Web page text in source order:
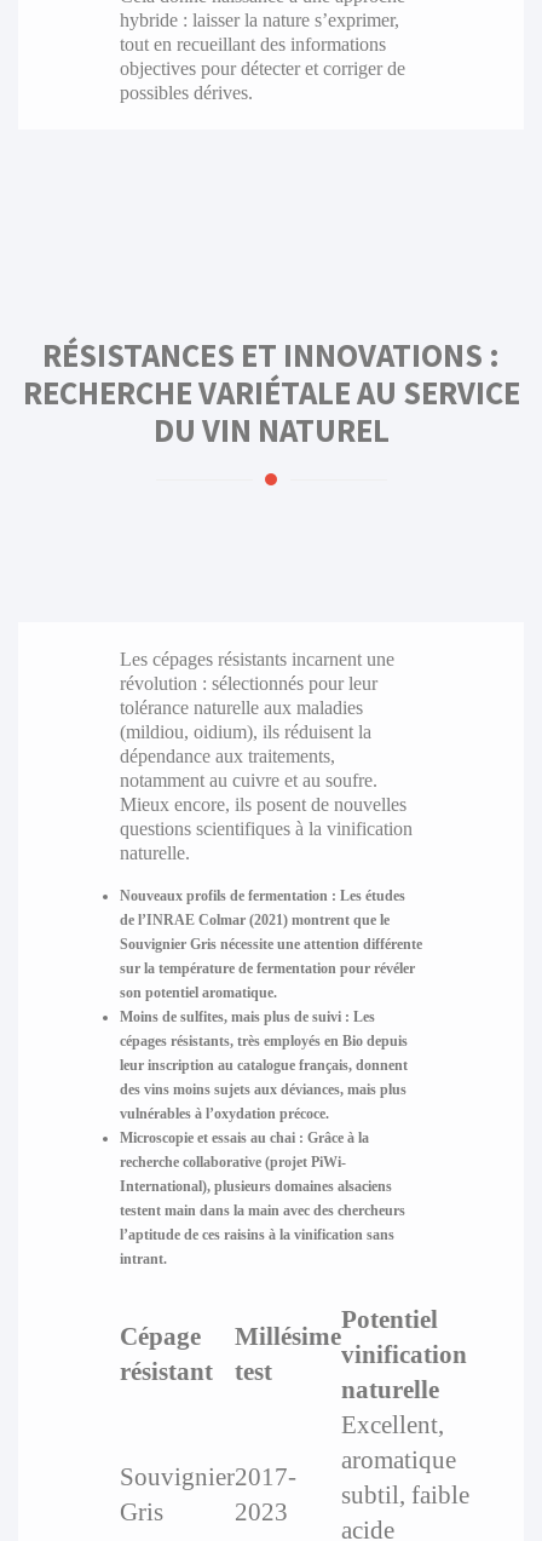
hybride : laisser la nature s’exprimer,
tout en recueillant des informations
objectives pour détecter et corriger de
possibles dérives.
RÉSISTANCES ET INNOVATIONS :
RECHERCHE VARIÉTALE AU SERVICE
DU VIN NATUREL
Les cépages résistants incarnent une
révolution : sélectionnés pour leur
tolérance naturelle aux maladies
(mildiou, oidium), ils réduisent la
dépendance aux traitements,
notamment au cuivre et au soufre.
Mieux encore, ils posent de nouvelles
questions scientifiques à la vinification
naturelle.
Nouveaux profils de fermentation : Les études
de l’INRAE Colmar (2021) montrent que le
Souvignier Grisnécessite une attention différente
sur la température de fermentation pour révéler
son potentiel aromatique.
Moins de sulfites, mais plus de suivi : Les
cépages résistants, très employés en Bio depuis
leur inscription au catalogue français, donnent
des vins moins sujets aux déviances, mais plus
vulnérables à l’oxydation précoce.
Microscopie et essais au chai : Grâce à la
recherche collaborative (projet PiWi-
International), plusieurs domaines alsaciens
testent main dans la main avec des chercheurs
l’aptitude de ces raisins à la vinification sans
intrant.
Cépage
résistant
Millésime
test
Potentiel
vinification
naturelle
Souvignier
Gris
2017-
2023
Excellent,
aromatique
subtil, faible
acide